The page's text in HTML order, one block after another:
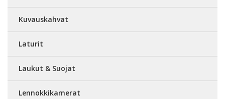
Kuvauskahvat
Laturit
Laukut & Suojat
Lennokkikamerat